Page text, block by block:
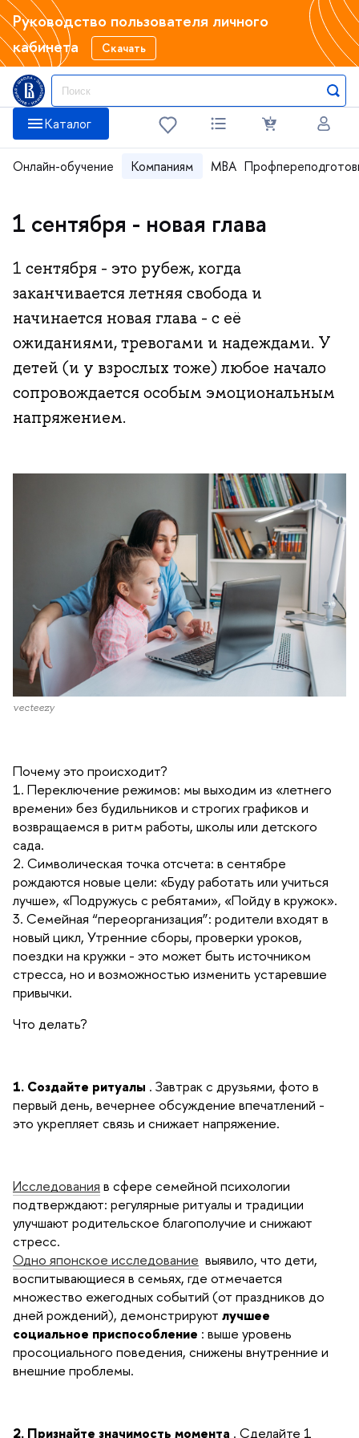
Руководство пользователя личного
кабинета
Скачать
Каталог
Онлайн-обучение Компаниям MBA
1 сентября - новая глава
1 сентября - это рубеж, когда
заканчивается летняя свобода и
начинается новая глава - с её
ожиданиями, тревогами и надеждами. У
детей (и у взрослых тоже) любое начало
сопровождается особым эмоциональным
напряжением.
vecteezy
Почему это происходит?
1. Переключение режимов: мы выходим из «летнего
времени» без будильников и строгих графиков и
возвращаемся в ритм работы, школы или детского
сада.
2. Символическая точка отсчета: в сентябре
рождаются новые цели: «Буду работать или учиться
лучше», «Подружусь с ребятами», «Пойду в кружок».
3. Семейная “переорганизация”: родители входят в
новый цикл, Утренние сборы, проверки уроков,
поездки на кружки - это может быть источником
стресса, но и возможностью изменить устаревшие
привычки.
Что делать?
1. Создайте ритуалы . Завтрак с друзьями, фото в
первый день, вечернее обсуждение впечатлений -
это укрепляет связь и снижает напряжение.
Исследования в сфере семейной психологии
подтверждают: регулярные ритуалы и традиции
улучшают родительское благополучие и снижают
стресс.
Одно японское исследование выявило, что дети,
воспитывающиеся в семьях, где отмечается
множество ежегодных событий (от праздников до
дней рождений), демонстрируют лучшее
социальное приспособление : выше уровень
просоциального поведения, снижены внутренние и
внешние проблемы.
2. Признайте значимость момента . Сделайте 1